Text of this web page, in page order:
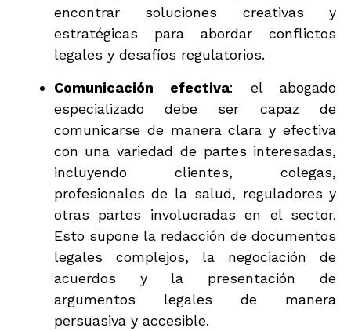
encontrar soluciones creativas y
estratégicas para abordar conflictos
legales y desafíos regulatorios.
Comunicación efectiva: el abogado
especializado debe ser capaz de
comunicarse de manera clara y efectiva
con una variedad de partes interesadas,
incluyendo clientes, colegas,
profesionales de la salud, reguladores y
otras partes involucradas en el sector.
Esto supone la redacción de documentos
legales complejos, la negociación de
acuerdos y la presentación de
argumentos legales de manera
persuasiva y accesible.